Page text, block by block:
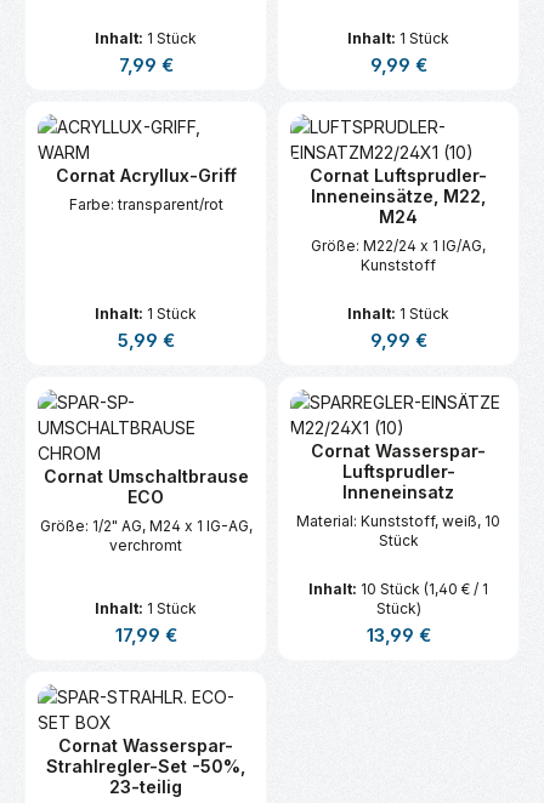
Inhalt: 1 Stück
Regulärer Preis:
7,99 €
Inhalt: 1 Stück
Regulärer Preis:
9,99 €
Cornat Acryllux-Griff
Farbe: transparent/rot
Inhalt: 1 Stück
Regulärer Preis:
5,99 €
Cornat Luftsprudler-
Inneneinsätze, M22,
M24
Größe: M22/24 x 1 IG/AG,
Kunststoff
Inhalt: 1 Stück
Regulärer Preis:
9,99 €
Cornat Umschaltbrause
ECO
Größe: 1/2" AG, M24 x 1 IG-AG,
verchromt
Inhalt: 1 Stück
Regulärer Preis:
17,99 €
Cornat Wasserspar-
Luftsprudler-
Inneneinsatz
Material: Kunststoff, weiß, 10
Stück
Inhalt: 10 Stück (1,40 € / 1
Stück)
Regulärer Preis:
13,99 €
Cornat Wasserspar-
Strahlregler-Set -50%,
23-teilig